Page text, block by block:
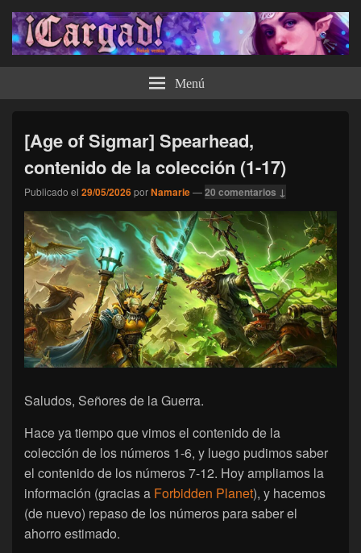
¡Cargad! Menú
[Age of Sigmar] Spearhead,
contenido de la colección (1-17)
Publicado el 29/05/2026porNamarie—20 comentarios ↓
Saludos, Señores de la Guerra.
Hace ya tiempo que vimos el contenido de la
colección de los números 1-6, y luego pudimos saber
el contenido de los números 7-12. Hoy ampliamos la
información (gracias a Forbidden Planet), y hacemos
(de nuevo) repaso de los números para saber el
ahorro estimado.